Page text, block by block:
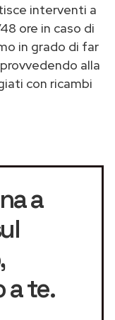
interventi a
ore in caso di
in grado di far
alla
con ricambi
a
,
a te.